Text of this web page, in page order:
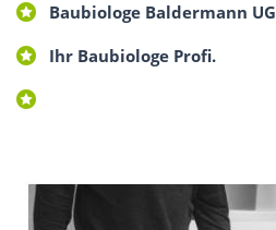
Baubiologe Baldermann UG
Ihr Baubiologe Profi.